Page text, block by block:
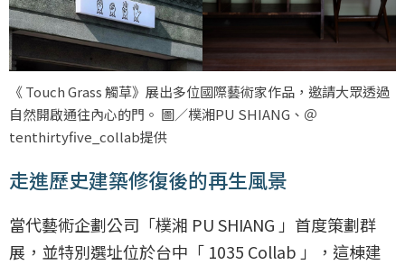
《 Touch Grass 觸草》展出多位國際藝術家作品，邀請大眾透過
自然開啟通往內心的門。 圖／樸湘PU SHIANG、＠
tenthirtyfive_collab提供
走進歷史建築修復後的再生風景
當代藝術企劃公司「樸湘 PU SHIANG 」首度策劃群
展，並特別選址位於台中「 1035 Collab 」，這棟建